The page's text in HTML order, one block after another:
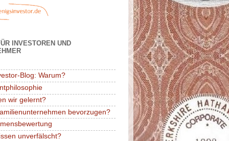
INVESTOREN UND
Blog: Warum?
wir gelernt?
bevorzugen?
unverfälscht?